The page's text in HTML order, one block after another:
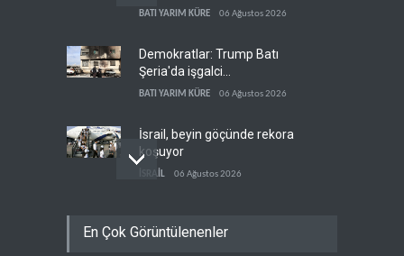
BATI YARIM KÜRE 06 Ağustos 2026
Demokratlar: Trump Batı
Şeria'da işgalci
yerleşimcilere cezasızlık
BATI YARIM KÜRE 06 Ağustos 2026
İsrail, beyin göçünde rekora
koşuyor
İSRAİL 06 Ağustos 2026
Ukrayna'daki İHA
En Çok Görüntülenenler